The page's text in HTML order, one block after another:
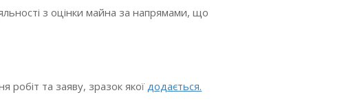
з оцінки майна за напрямами, що
робіт та заяву, зразок якоїдодається.